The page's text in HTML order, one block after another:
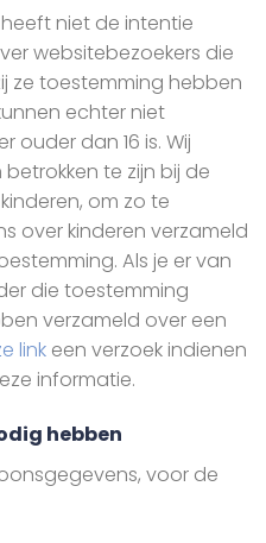
niet de intentie
websitebezoekers die
ze toestemming hebben
echter niet
ouder dan 16 is. Wij
te zijn bij de
om zo te
over kinderen verzameld
Als je er van
die toestemming
verzameld over een
link een verzoek indienen
informatie.
hebben
voor de